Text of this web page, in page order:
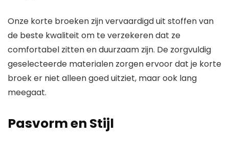
Onze korte broeken zijn vervaardigd uit stoffen van
de beste kwaliteit om te verzekeren dat ze
comfortabel zitten en duurzaam zijn. De zorgvuldig
geselecteerde materialen zorgen ervoor dat je korte
broek er niet alleen goed uitziet, maar ook lang
meegaat.
Pasvorm en Stijl